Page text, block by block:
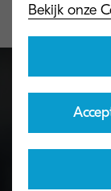
Toner
KYOCERA's
Bekijk onze